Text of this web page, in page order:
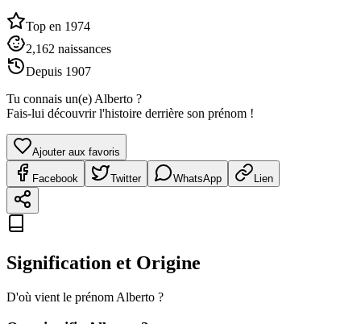
Top en 1974
2,162 naissances
Depuis 1907
Tu connais un(e) Alberto ?
Fais-lui découvrir l'histoire derrière son prénom !
Ajouter aux favoris
Facebook Twitter WhatsApp Lien
Signification et Origine
D'où vient le prénom Alberto ?